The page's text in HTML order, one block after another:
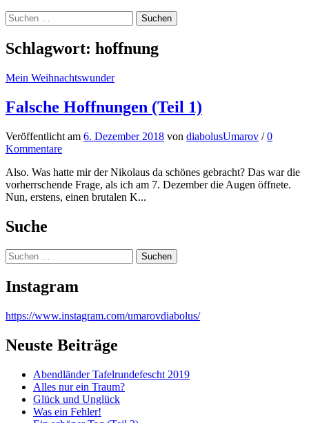
Suchen
nach:
Schlagwort: hoffnung
Mein Weihnachtswunder
Falsche Hoffnungen (Teil 1)
Veröffentlicht am 6. Dezember 2018 von diabolusUmarov /0
Kommentare
Also. Was hatte mir der Nikolaus da schönes gebracht? Das war die
vorherrschende Frage, als ich am 7. Dezember die Augen öffnete.
Nun, erstens, einen brutalen K...
Suche
Suchen
nach:
Instagram
https://www.instagram.com/umarovdiabolus/
Neuste Beiträge
Abendländer Tafelrundefescht 2019
Alles nur ein Traum?
Glück und Unglück
Was ein Fehler!